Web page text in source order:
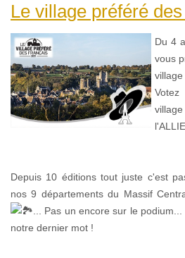
Le village préféré
Du 4
vous
Depuis 10 éditions tout juste c'est
nos 9 départements du Massif
... Pas un encore sur le
notre dernier mot !